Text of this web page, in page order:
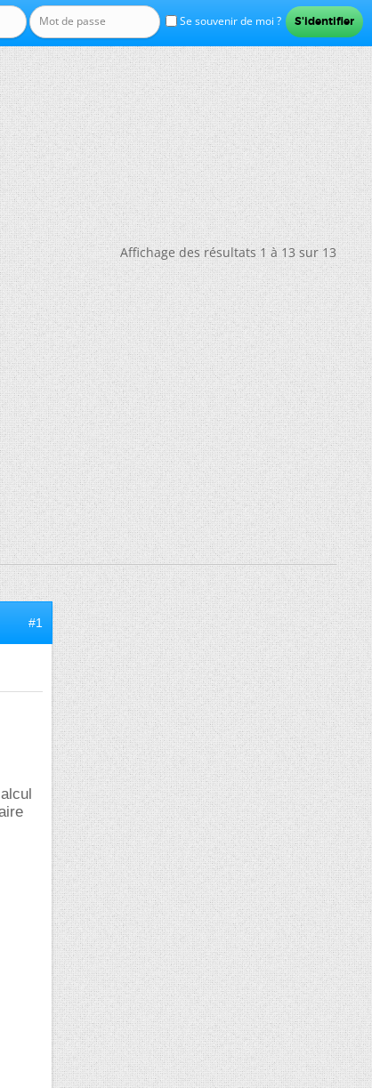
Se souvenir de moi ?
Affichage des résultats 1 à 13 sur 13
#1